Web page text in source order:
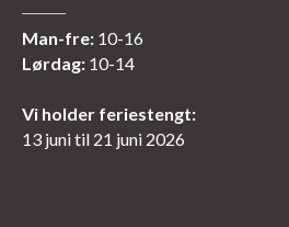
Man-fre: 10-16
Lørdag: 10-14
Vi holder feriestengt:
13 juni til 21 juni 2026